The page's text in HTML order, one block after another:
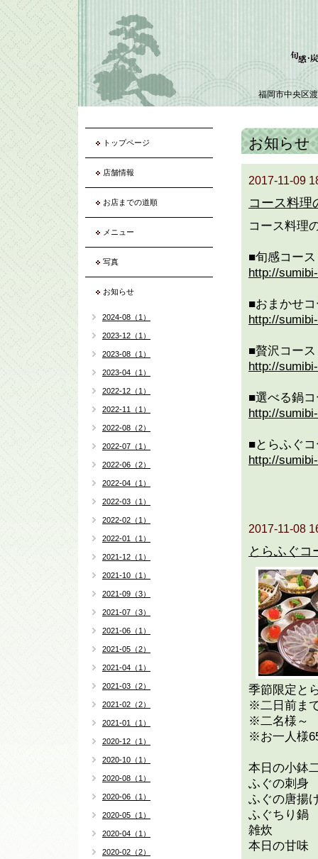
福岡市中央区
お知らせ
2017-11-09
コース料理
コース料理
■旬感コース
http://
■おまかせ
http://
■贅沢コース
http://
■選べる鍋
http://
■とらふぐ
http://
2017-11-08
とらふぐコ
季節限定と
※二日前ま
※二名様～
※お一人様
本日の小鉢
ふぐの刺身
ふぐの唐揚
ふぐちり鍋
雑炊
本日の甘味
トップページ
店舗情報
お店までの道順
メニュー
写真
お知らせ
2024-08（1）
2023-12（1）
2023-08（1）
2023-04（1）
2022-12（1）
2022-11（1）
2022-08（2）
2022-07（1）
2022-06（2）
2022-04（1）
2022-03（1）
2022-02（1）
2022-01（1）
2021-12（1）
2021-10（1）
2021-09（3）
2021-07（3）
2021-06（1）
2021-05（2）
2021-04（1）
2021-03（2）
2021-02（2）
2021-01（1）
2020-12（1）
2020-10（1）
2020-08（1）
2020-06（1）
2020-05（1）
2020-04（1）
2020-02（2）